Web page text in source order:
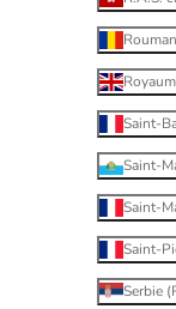
Saint-
Saint-
Saint-
Saint-
Serbie